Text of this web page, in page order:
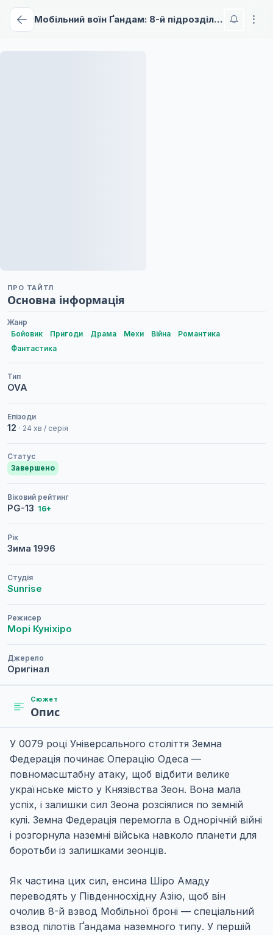
Мобільний воїн Ґандам: 8-й підрозділ МВ
ПРО ТАЙТЛ
Основна інформація
Жанр
Бойовик
Пригоди Драма Мехи Війна
Романтика
Фантастика
Тип
OVA
Епізоди
12 · 24 хв / серія
Статус
Завершено
Віковий рейтинг
PG-13 16+
Рік
Зима 1996
Студія
Sunrise
Режисер
Морі Куніхіро
Джерело
Оригінал
Сюжет
Опис
У 0079 році Універсального століття Земна
Федерація починає Операцію Одеса —
повномасштабну атаку, щоб відбити велике
українське місто у Князівства Зеон. Вона мала
успіх, і залишки сил Зеона розсіялися по земній
кулі. Земна Федерація перемогла в Однорічній війні
і розгорнула наземні війська навколо планети для
боротьби із залишками зеонців.
Як частина цих сил, енсина Шіро Амаду
переводять у Південносхідну Азію, щоб він
очолив 8-й взвод Мобільної броні — спеціальний
взвод пілотів Ґандама наземного типу. У першій